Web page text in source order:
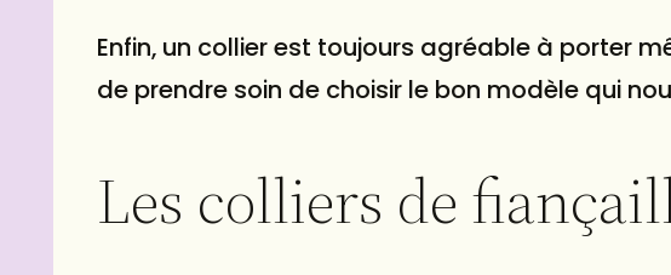
tendance. Dans la même gamme,
vous trouverez également des
colliers et des harnais, équipés d
confort de votre animal. Choisissez
un ensemble complet dans votre
couleur préférée pour combiner
Enfin, un collier est toujours agréable à porter
de prendre soin de choisir le bon modèle qui
Les colliers de